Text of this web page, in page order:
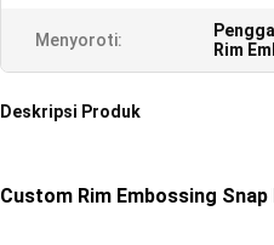
Menyoroti:
Rim
Deskripsi Produk
Custom Rim Embossing